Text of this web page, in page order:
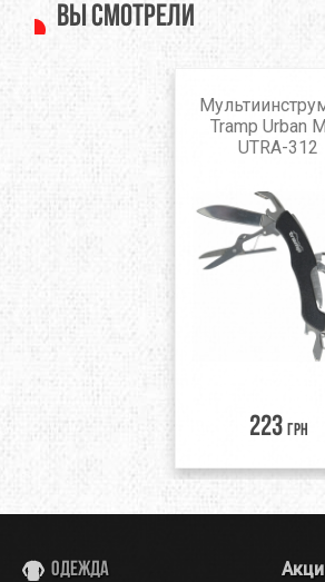
Вы смотрели
Tramp Urban
UTRA-312
223 грн
Одежда